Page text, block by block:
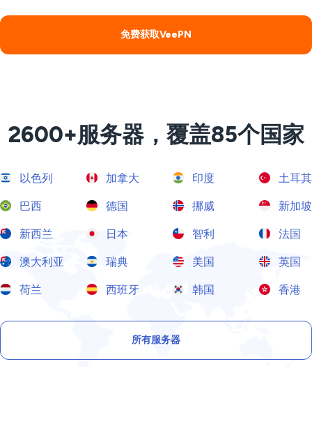
免费获取VeePN
2600+服务器，覆盖85个国家
以色列 加拿大 印度 土耳其
巴西 德国 挪威 新加坡
新西兰 日本 智利 法国
澳大利亚 瑞典 美国 英国
荷兰 西班牙 韩国 香港
所有服务器